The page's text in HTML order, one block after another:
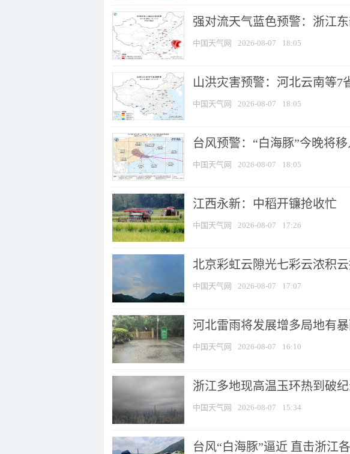
强对流天气蓝色预警：浙江
中国天气网 2026-08-07 18:05
山洪灾害预警：河北云南等7
中国天气网 2026-08-07 18:05
台风预警：“白海豚”今晚将
中国天气网 2026-08-07 18:05
江西永新：中稻开镰抢收忙
中国天气网 2026-08-07 17:26
北京彩虹云隙光七彩云浓积
中国天气网 2026-08-07 17:07
河北雷雨将发展增多局地有
中国天气网 2026-08-07 16:10
浙江多地现高温玉环热到破
中国天气网 2026-08-07 15:34
台风“白海豚”逼近 直击浙江